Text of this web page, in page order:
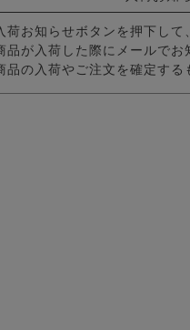
ホリゾンタルカラー7分袖カ
荷お知らせボタンを押下して
品が入荷した際にメールでお
品の入荷やご注文を確定する